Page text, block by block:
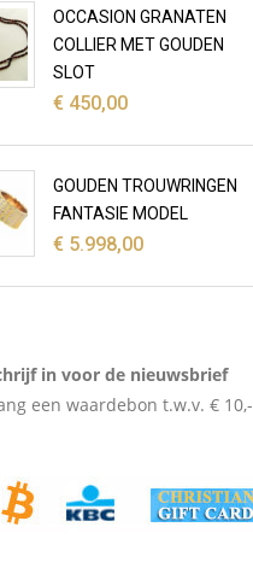
OCCASION GRANATEN
COLLIER MET GOUDEN
SLOT
€450,00
GOUDEN TROUWRINGEN
FANTASIE MODEL
€5.998,00
in voor de nieuwsbrief
een waardebon t.w.v. € 10,-